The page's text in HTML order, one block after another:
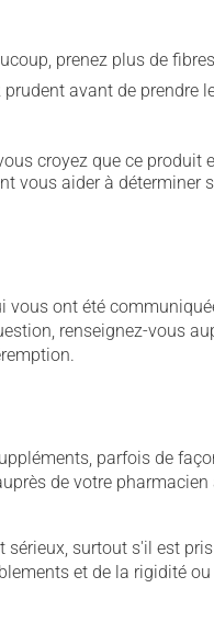
prenez plus de
avant de prendre
croyez que ce
vous aider à
ont été
renseignez-vous
parfois de
de votre
surtout s'il est
et de la rigidité